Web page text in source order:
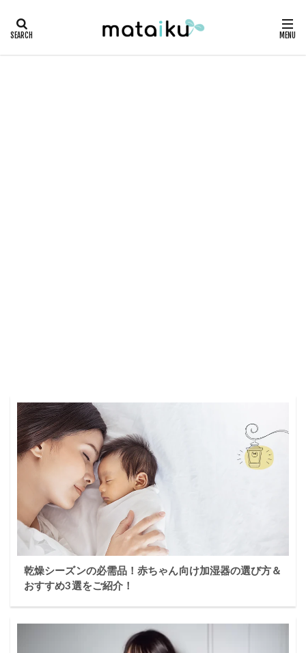
乾燥シーズンの必需品！赤ちゃん向け加湿器の選び方＆
おすすめ3選をご紹介！